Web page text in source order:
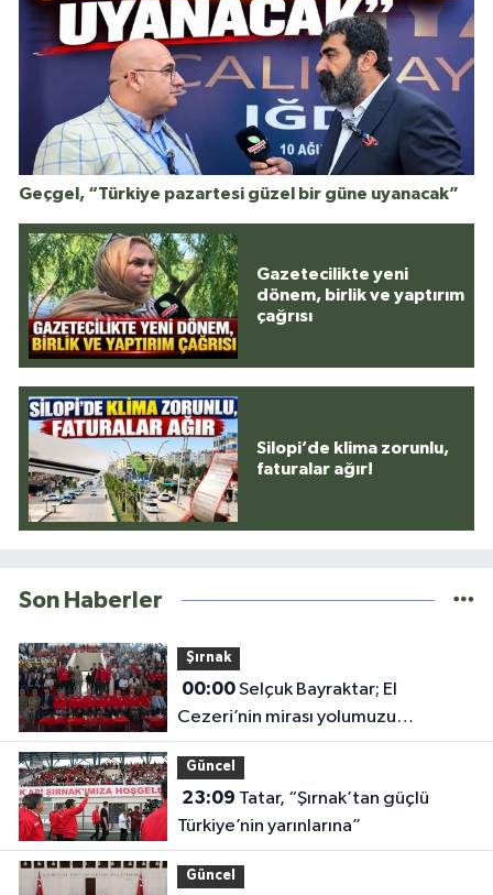
Geçgel, “Türkiye pazartesi güzel bir güne uyanacak”
Gazetecilikte yeni
dönem, birlik ve yaptırım
çağrısı
Silopi’de klima zorunlu,
faturalar ağır!
Son Haberler
Şırnak
00:00Selçuk Bayraktar; El
Cezeri’nin mirası yolumuzu
aydınlatıyor
Güncel
23:09
Türkiye’nin yarınlarına”
Güncel